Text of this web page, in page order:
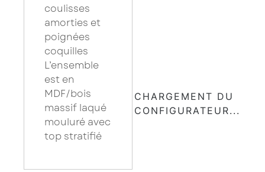
coulisses
amorties et
poignées
coquilles
L’ensemble
est en
MDF/bois
massif laqué
mouluré avec
top stratifié
Saissisez votre adresse Email pour vous inscrire :